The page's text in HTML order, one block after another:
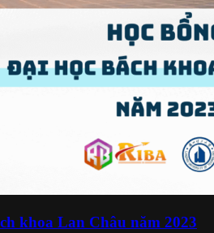
khoa Lan Châu năm 2023